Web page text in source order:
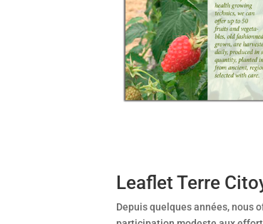
Leaflet Terre
Depuis quelques années, nous